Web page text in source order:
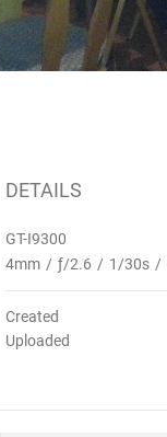
DETAILS
GT-I9300
4mm / ƒ/2.6 / 1/30s /
Created
Uploaded